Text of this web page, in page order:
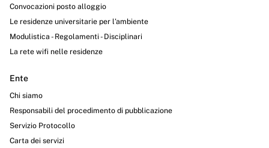
Convocazioni posto alloggio
Le residenze universitarie per l’ambiente
Modulistica - Regolamenti - Disciplinari
La rete wifi nelle residenze
Ente
Chi siamo
Responsabili del procedimento di pubblicazione
Servizio Protocollo
Carta dei servizi